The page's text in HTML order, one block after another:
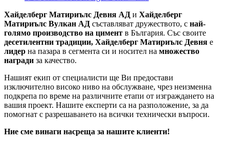
Хайделберг Матириълс Девня АД и Хайделберг
Матириълс Вулкан АД съставляват дружеството, с най-
голямо производство на цимент в България. Със своите
десетилентни традиции, Хайделберг Матириълс Девня е
лидер на пазара в сегмента си и носител на множество
награди за качество.
Нашият екип от специалисти ще Ви предостави
изключително високо ниво на обслужване, чрез неизменна
подкрепа по време на различните етапи от изграждането на
вашия проект. Нашите експерти са на разположение, за да
помогнат с разрешаването на всички технически въпроси.
Ние сме винаги насреща за нашите клиенти!